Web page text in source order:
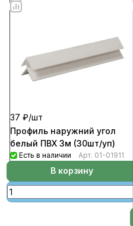
37 ₽/шт
Профиль наружний угол
белый ПВХ 3м (30шт/уп)
Есть в наличии Арт. 01-01911
В корзину